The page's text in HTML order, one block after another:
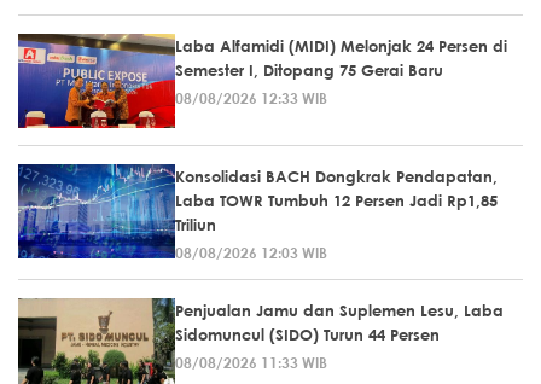
Laba Alfamidi (MIDI) Melonjak 24 Persen di
Semester I, Ditopang 75 Gerai Baru
08/08/2026 12:33 WIB
Konsolidasi BACH Dongkrak Pendapatan,
Laba TOWR Tumbuh 12 Persen Jadi Rp1,85
Triliun
08/08/2026 12:03 WIB
Penjualan Jamu dan Suplemen Lesu, Laba
Sidomuncul (SIDO) Turun 44 Persen
08/08/2026 11:33 WIB